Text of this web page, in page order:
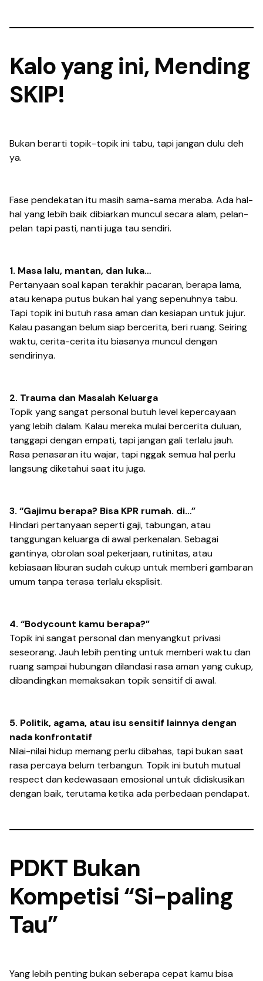
Kalo yang ini, Mending
SKIP!
Bukan berarti topik-topik ini tabu, tapi jangan dulu deh
ya.
Fase pendekatan itu masih sama-sama meraba. Ada hal-
hal yang lebih baik dibiarkan muncul secara alam, pelan-
pelan tapi pasti, nanti juga tau sendiri.
1. Masa lalu, mantan, dan luka…
Pertanyaan soal kapan terakhir pacaran, berapa lama,
atau kenapa putus bukan hal yang sepenuhnya tabu.
Tapi topik ini butuh rasa aman dan kesiapan untuk jujur.
Kalau pasangan belum siap bercerita, beri ruang. Seiring
waktu, cerita-cerita itu biasanya muncul dengan
sendirinya.
2. Trauma dan Masalah Keluarga
Topik yang sangat personal butuh level kepercayaan
yang lebih dalam. Kalau mereka mulai bercerita duluan,
tanggapi dengan empati, tapi jangan gali terlalu jauh.
Rasa penasaran itu wajar, tapi nggak semua hal perlu
langsung diketahui saat itu juga.
3. “Gajimu berapa? Bisa KPR rumah. di…”
Hindari pertanyaan seperti gaji, tabungan, atau
tanggungan keluarga di awal perkenalan. Sebagai
gantinya, obrolan soal pekerjaan, rutinitas, atau
kebiasaan liburan sudah cukup untuk memberi gambaran
umum tanpa terasa terlalu eksplisit.
4. “Bodycount kamu berapa?”
Topik ini sangat personal dan menyangkut privasi
seseorang. Jauh lebih penting untuk memberi waktu dan
ruang sampai hubungan dilandasi rasa aman yang cukup,
dibandingkan memaksakan topik sensitif di awal.
5. Politik, agama, atau isu sensitif lainnya dengan
nada konfrontatif
Nilai-nilai hidup memang perlu dibahas, tapi bukan saat
rasa percaya belum terbangun. Topik ini butuh mutual
respect dan kedewasaan emosional untuk didiskusikan
dengan baik, terutama ketika ada perbedaan pendapat.
PDKT Bukan
Kompetisi “Si-paling
Tau”
Yang lebih penting bukan seberapa cepat kamu bisa